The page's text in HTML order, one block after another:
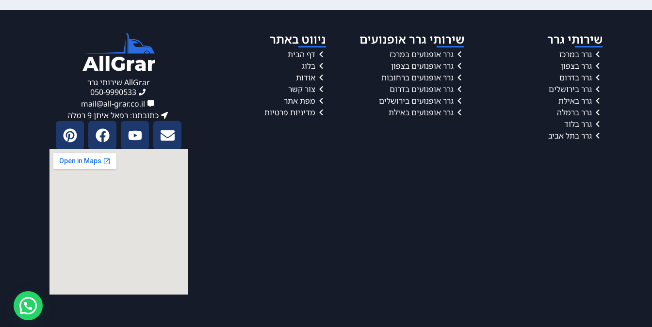
שירותי גרר
גרר במרכז
גרר בצפון
גרר בדרום
גרר בירושלים
גרר באילת
גרר ברמלה
גרר בלוד
גרר בתל אביב
שירותי גרר אופנועים
גרר אופנועים במרכז
גרר אופנועים בצפון
גרר אופנועים ברחובות
גרר אופנועים בדרום
גרר אופנועים בירושלים
גרר אופנועים באילת
ניווט באתר
דף הבית
בלוג
אודות
צור קשר
מפת אתר
מדיניות פרטיות
AllGrar שירותי גרר
050-9990533
mail@all-grar.co.il
כתובתנו: רפאל איתן 9 רמלה